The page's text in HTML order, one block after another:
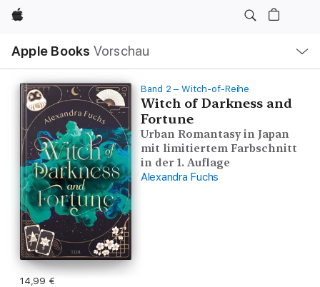
Apple
Apple Books Vorschau
Navigation
Menü
öffnen
Band 2 – Witch-of-Reihe
Witch of Darkness and
Fortune
Urban Romantasy in Japan
mit limitiertem Farbschnitt
in der 1. Auflage
Alexandra Fuchs
14,99 €